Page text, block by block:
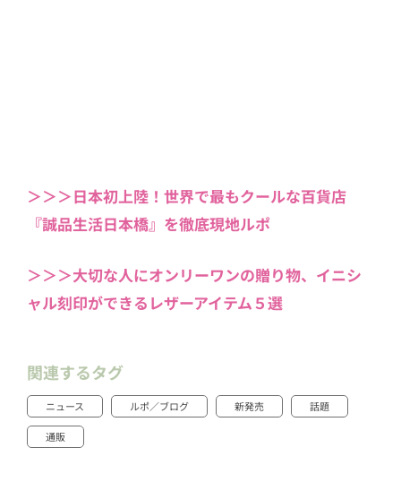
＞＞＞日本初上陸！世界で最もクールな百貨店
『誠品生活日本橋』を徹底現地ルポ
＞＞＞大切な人にオンリーワンの贈り物、イニシ
ャル刻印ができるレザーアイテム５選
関連するタグ
ニュース ルポ／ブログ 新発売 話題
通販